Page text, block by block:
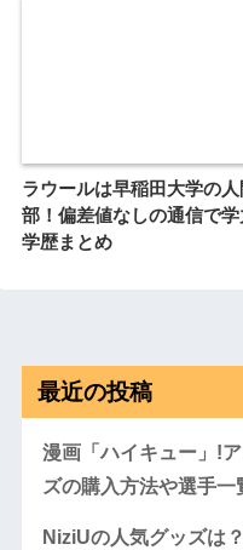
ラウールは早稲田大学の
部！偏差値なしの通信で学
学歴まとめ
最近の投稿
漫画「ハイキュー」!
ズの購入方法や選手一
NiziUの人気グッズは